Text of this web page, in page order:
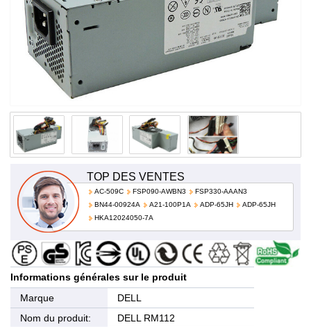
TOP DES VENTES
AC-509C FSP090-AWBN3
FSP330-AAAN3
BN44-00924A
A21-100P1A ADP-65JH
ADP-65JH
HKA12024050-7A
Informations générales sur le produit
Marque
DELL
Nom du produit:
DELL RM112